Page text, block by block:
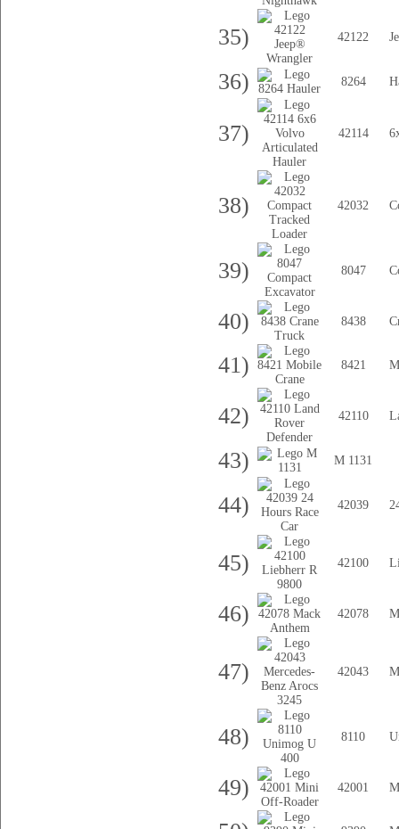
35) 42122
36) 8264
37) 42114
38) 42032
39) 8047
40) 8438
41) 8421
42) 42110
43) M 1131
44) 42039
45) 42100
46) 42078
47) 42043
48) 8110
49) 42001